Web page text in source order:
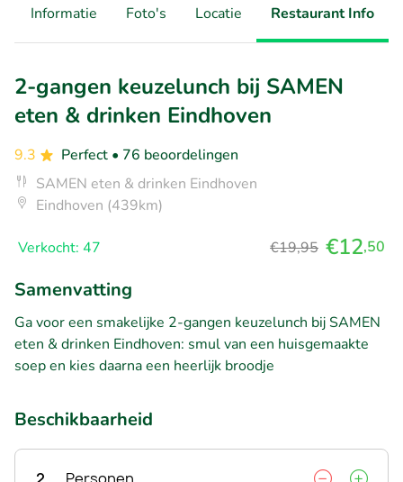
Informatie Foto's Locatie Restaurant Info
2-gangen keuzelunch bij SAMEN
eten & drinken Eindhoven
9.3 Perfect • 76 beoordelingen
SAMEN eten & drinken Eindhoven
Eindhoven (439km)
Verkocht: 47 €19,95 €12,50
Samenvatting
Ga voor een smakelijke 2-gangen keuzelunch bij SAMEN
eten & drinken Eindhoven: smul van een huisgemaakte
soep en kies daarna een heerlijk broodje
Beschikbaarheid